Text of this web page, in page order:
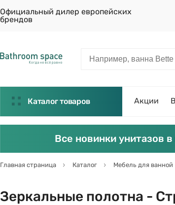
Официальный дилер европейских
брендов
Каталог товаров Акции
Все новинки унитазов
Главная страница Каталог Мебель для ванной
Зеркальные полотна -